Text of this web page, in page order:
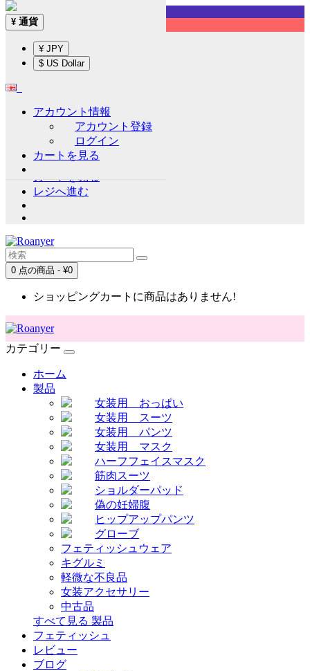
Sign up!
通貨
アカウント情報
アカウント登録
ログイン
ウイッシュリスト (0)
レジへ進む
0 点の商品 - ¥0
ショッピングカートに商品はありません!
¥ 通貨
¥ JPY
$ US Dollar
アカウント情報
アカウント登録
ログイン
カートを見る
カテゴリー
ホーム
製品
女装用 おっぱい
女装用 スーツ
女装用 パンツ
女装用 マスク
ハーフフェイスマスク
筋肉スーツ
ショルダーパッド
偽の妊婦腹
ヒップアップパンツ
グローブ
フェティッシュウェア
キグルミ
軽微な不良品
女装アクセサリー
中古品
すべて見る 製品
フェティッシュ
レビュー
ブログ